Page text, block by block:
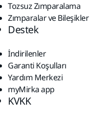
Tozsuz Zımparalama
Zımparalar ve Bileşikler
Destek
İndirilenler
Garanti Koşulları
Yardım Merkezi
myMirka app
KVKK